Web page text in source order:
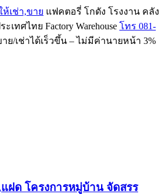
ห้เช่า,ขาย แฟคตอรี่ โกดัง โรงงาน คลัง
ทศไทย Factory Warehouse โทร 081-
ย/เช่าได้เร็วขึ้น – ไม่มีค่านายหน้า 3%
ฝด โครงการหมู่บ้าน จัดสรร